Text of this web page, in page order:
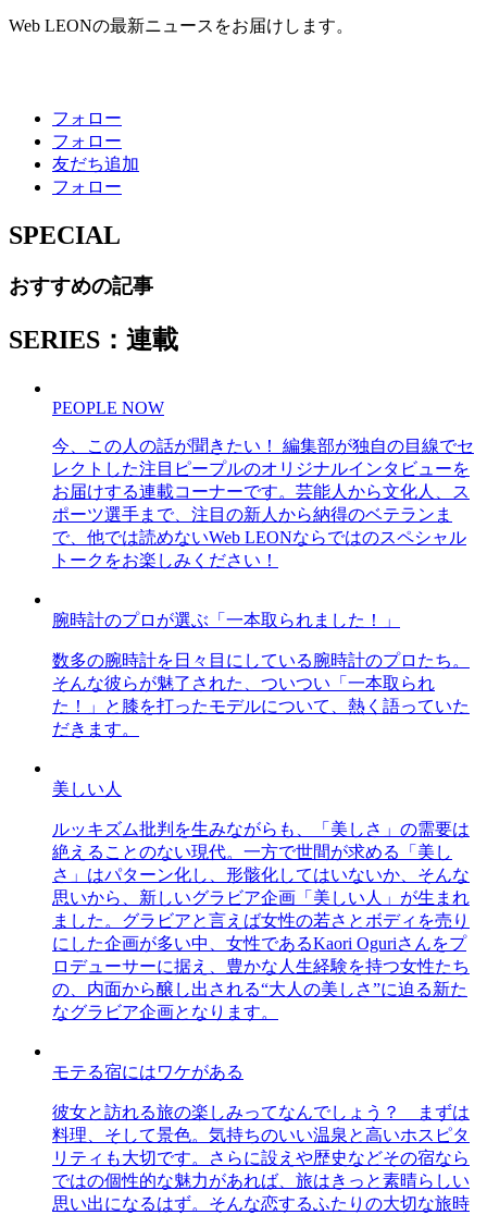
Web LEONの最新ニュースをお届けします。
フォロー
フォロー
友だち追加
フォロー
SPECIAL
おすすめの記事
SERIES：連載
PEOPLE NOW
今、この人の話が聞きたい！ 編集部が独自の目線でセ
レクトした注目ピープルのオリジナルインタビューを
お届けする連載コーナーです。芸能人から文化人、ス
ポーツ選手まで、注目の新人から納得のベテランま
で、他では読めないWeb LEONならではのスペシャル
トークをお楽しみください！
腕時計のプロが選ぶ「一本取られました！」
数多の腕時計を日々目にしている腕時計のプロたち。
そんな彼らが魅了された、ついつい「一本取られ
た！」と膝を打ったモデルについて、熱く語っていた
だきます。
美しい人
ルッキズム批判を生みながらも、「美しさ」の需要は
絶えることのない現代。一方で世間が求める「美し
さ」はパターン化し、形骸化してはいないか、そんな
思いから、新しいグラビア企画「美しい人」が生まれ
ました。グラビアと言えば女性の若さとボディを売り
にした企画が多い中、女性であるKaori Oguriさんをプ
ロデューサーに据え、豊かな人生経験を持つ女性たち
の、内面から醸し出される“大人の美しさ”に迫る新た
なグラビア企画となります。
モテる宿にはワケがある
彼女と訪れる旅の楽しみってなんでしょう？ まずは
料理、そして景色。気持ちのいい温泉と高いホスピタ
リティも大切です。さらに設えや歴史などその宿なら
ではの個性的な魅力があれば、旅はきっと素晴らしい
思い出になるはず。そんな恋するふたりの大切な旅時